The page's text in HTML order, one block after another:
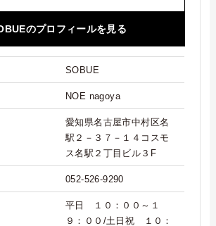
のプロフィールを見る
SOBUE
NOE nagoya
愛知県名古屋市中村区名
駅２－３７－１４コスモ
ス名駅２丁目ビル３F
052-526-9290
平日 １０：００～１
９：００/土日祝 １０：